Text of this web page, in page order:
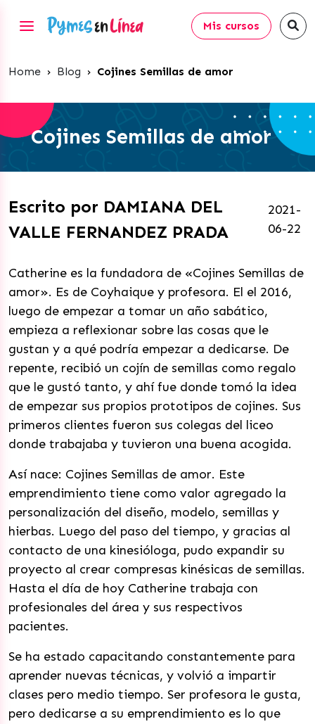
Mis cursos
Home › Blog › Cojines Semillas de amor
Cojines Semillas de amor
Escrito por DAMIANA DEL
VALLE FERNANDEZ PRADA
2021-
06-22
Catherine es la fundadora de «Cojines Semillas de
amor». Es de Coyhaique y profesora. El el 2016,
luego de empezar a tomar un año sabático,
empieza a reflexionar sobre las cosas que le
gustan y a qué podría empezar a dedicarse. De
repente, recibió un cojín de semillas como regalo
que le gustó tanto, y ahí fue donde tomó la idea
de empezar sus propios prototipos de cojines. Sus
primeros clientes fueron sus colegas del liceo
donde trabajaba y tuvieron una buena acogida.
Así nace: Cojines Semillas de amor. Este
emprendimiento tiene como valor agregado la
personalización del diseño, modelo, semillas y
hierbas. Luego del paso del tiempo, y gracias al
contacto de una kinesióloga, pudo expandir su
proyecto al crear compresas kinésicas de semillas.
Hasta el día de hoy Catherine trabaja con
profesionales del área y sus respectivos
pacientes.
Se ha estado capacitando constantemente para
aprender nuevas técnicas, y volvió a impartir
clases pero medio tiempo. Ser profesora le gusta,
pero dedicarse a su emprendimiento es lo que